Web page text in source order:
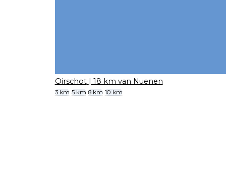
Oirschot | 18 km van Nuenen
3 km 5 km 8 km 10 km